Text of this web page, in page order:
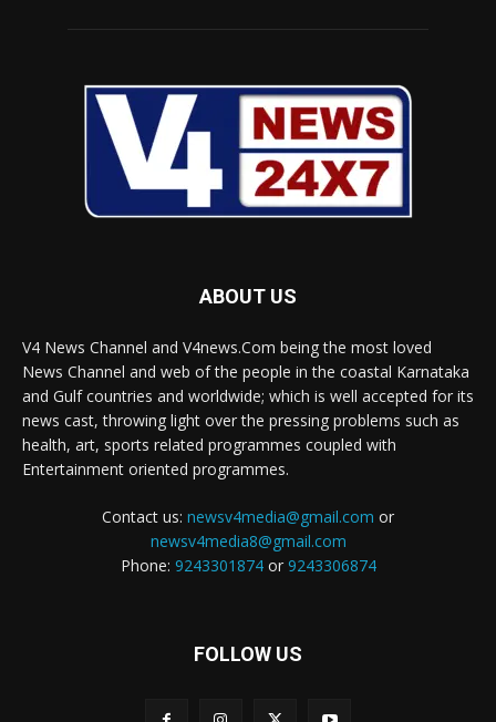
ABOUT US
V4 News Channel and V4news.Com being the most loved
News Channel and web of the people in the coastal Karnataka
and Gulf countries and worldwide; which is well accepted for its
news cast, throwing light over the pressing problems such as
health, art, sports related programmes coupled with
Entertainment oriented programmes.
Contact us: newsv4media@gmail.com or
newsv4media8@gmail.com
Phone: 9243301874or 9243306874
FOLLOW US